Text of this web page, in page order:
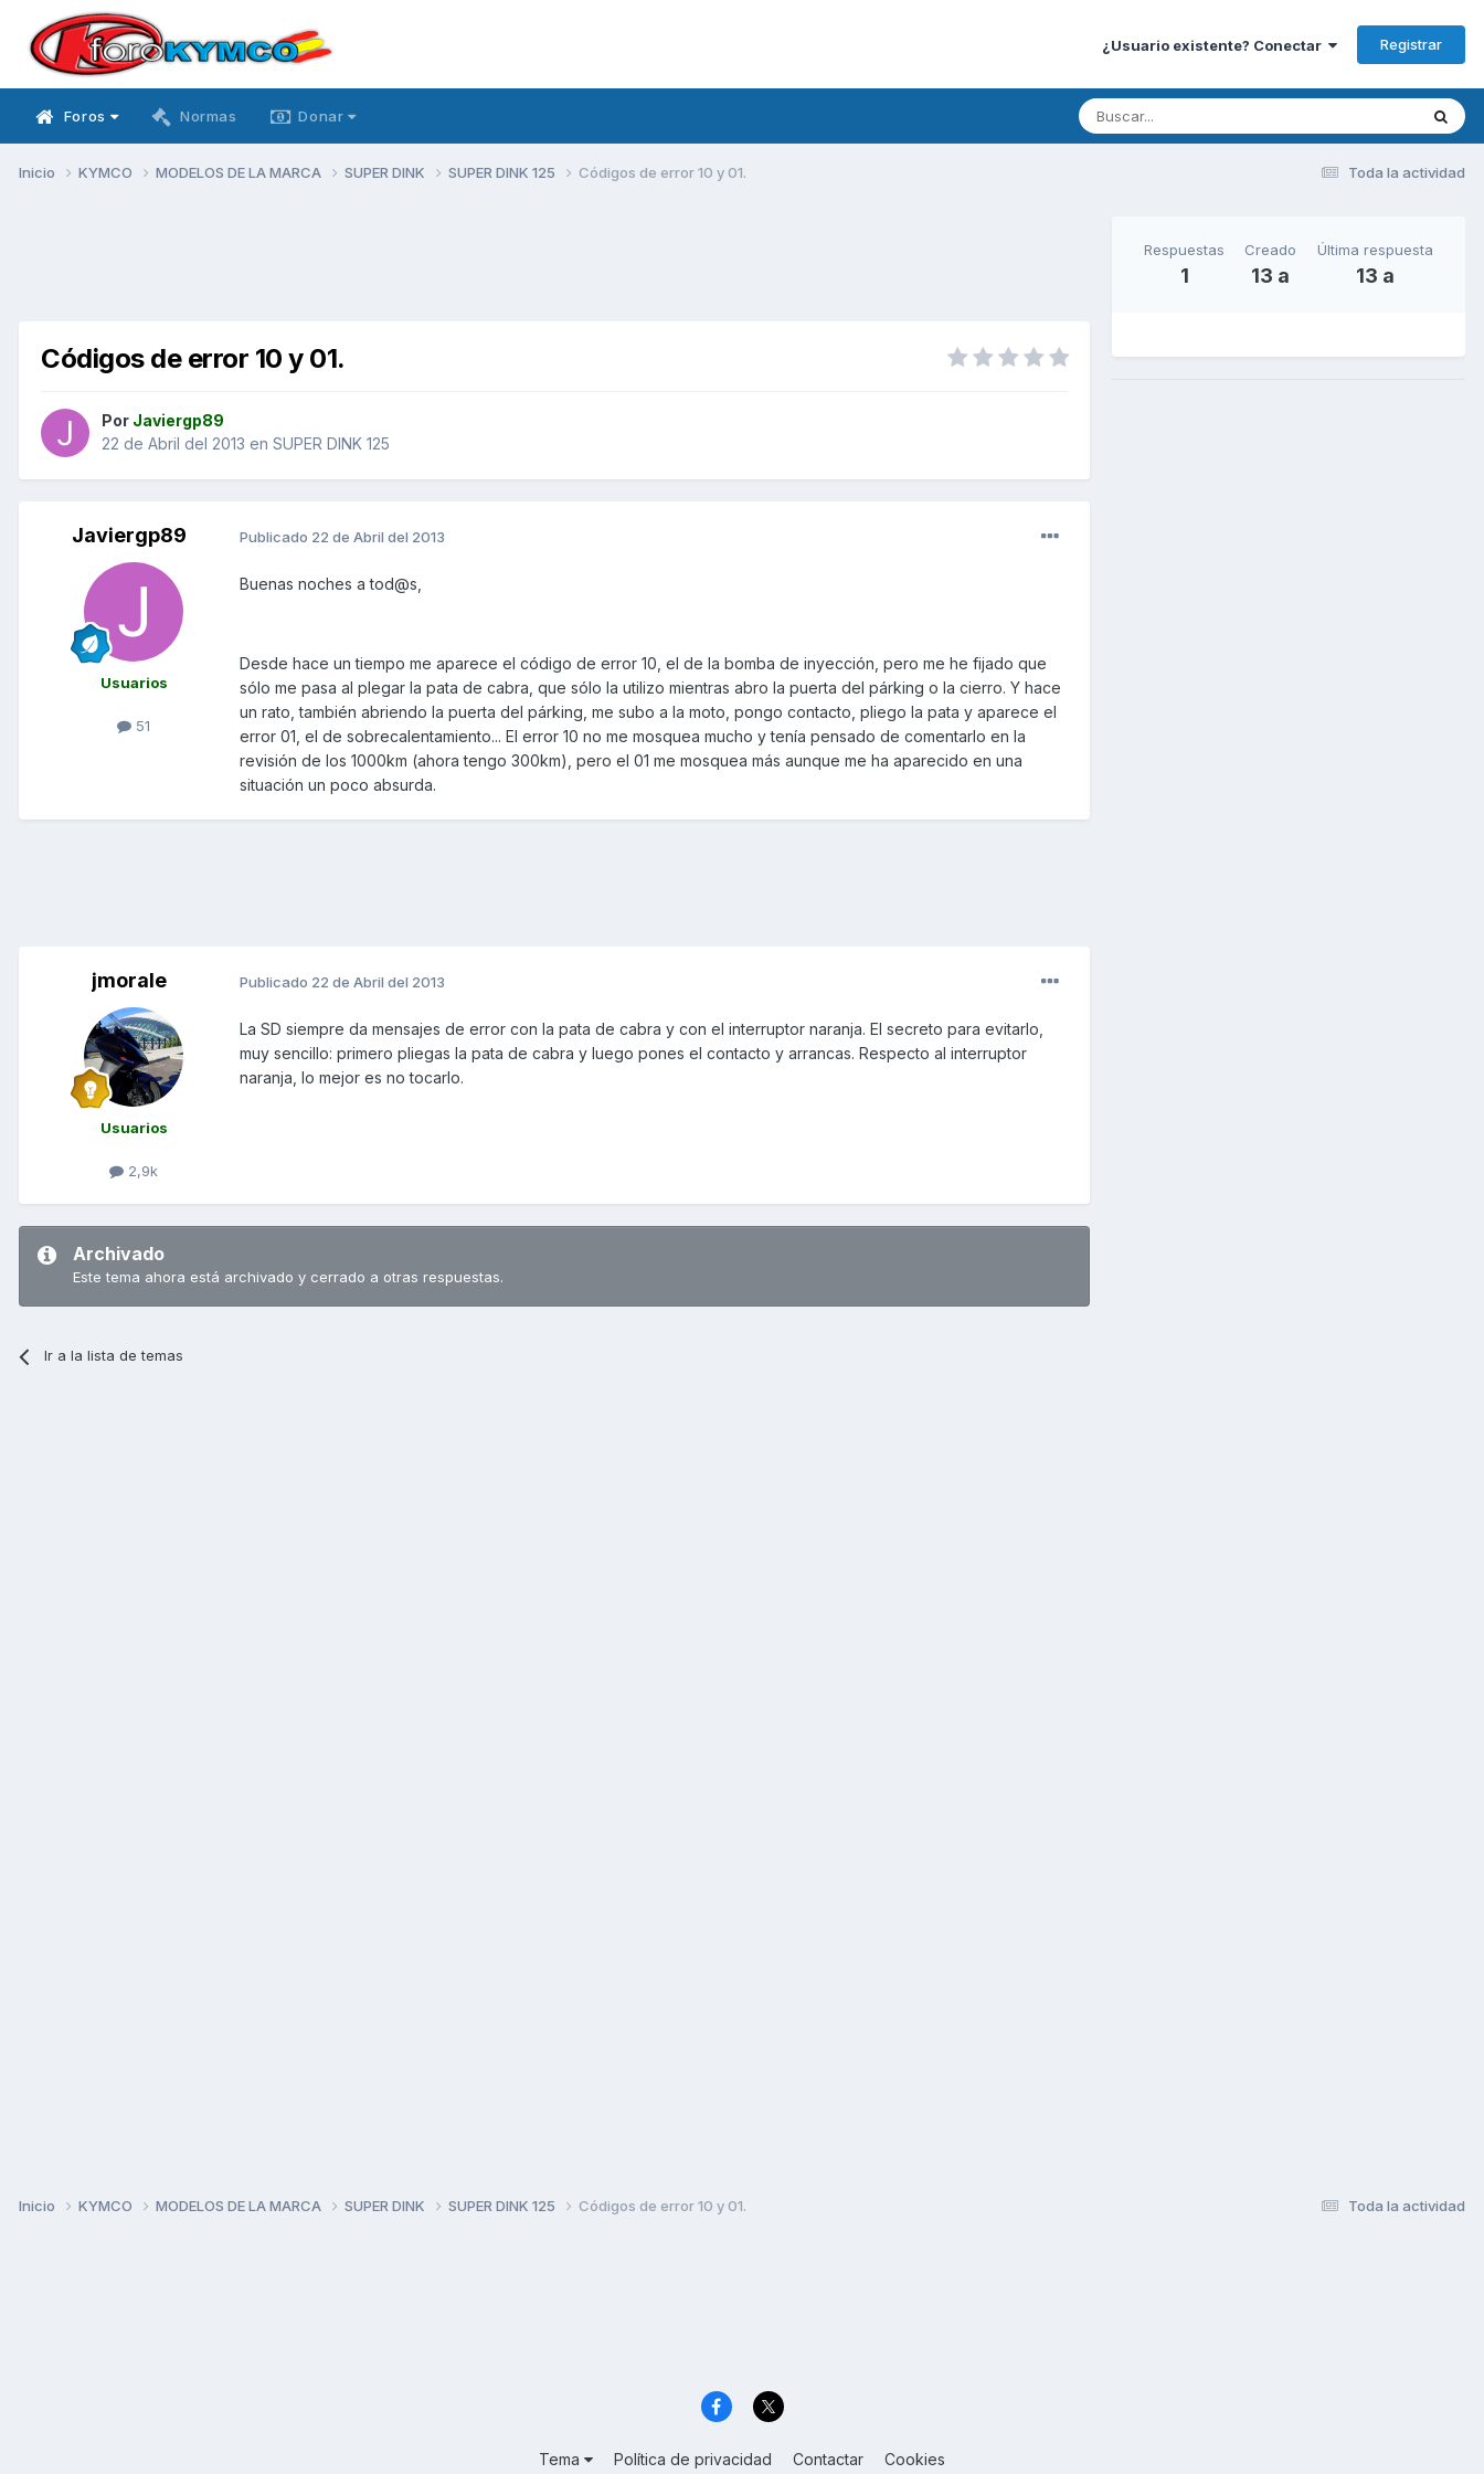
¿Usuario existente? Conectar Registrar
Foros Normas Donar
Toda la actividad
Inicio KYMCO MODELOS DE LA MARCA SUPER DINK SUPER DINK 125 Códigos de error 10 y 01.
Códigos de error 10 y 01.
Por Javiergp89
22 de Abril del 2013 en SUPER DINK 125
Javiergp89
Usuarios
51
Publicado 22 de Abril del 2013
Buenas noches a tod@s,
Desde hace un tiempo me aparece el código de error 10, el de la bomba de inyección, pero me he fijado que
sólo me pasa al plegar la pata de cabra, que sólo la utilizo mientras abro la puerta del párking o la cierro. Y hace
un rato, también abriendo la puerta del párking, me subo a la moto, pongo contacto, pliego la pata y aparece el
error 01, el de sobrecalentamiento... El error 10 no me mosquea mucho y tenía pensado de comentarlo en la
revisión de los 1000km (ahora tengo 300km), pero el 01 me mosquea más aunque me ha aparecido en una
situación un poco absurda.
jmorale
Usuarios
2,9k
Publicado 22 de Abril del 2013
La SD siempre da mensajes de error con la pata de cabra y con el interruptor naranja. El secreto para evitarlo,
muy sencillo: primero pliegas la pata de cabra y luego pones el contacto y arrancas. Respecto al interruptor
naranja, lo mejor es no tocarlo.
Archivado
Este tema ahora está archivado y cerrado a otras respuestas.
Ir a la lista de temas
Respuestas
1
Creado
13 a
Última respuesta
13 a
Toda la actividad
Inicio KYMCO MODELOS DE LA MARCA SUPER DINK SUPER DINK 125 Códigos de error 10 y 01.
Tema Política de privacidad Contactar Cookies